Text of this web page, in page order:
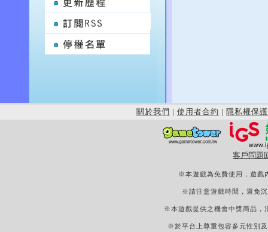
關於我們 | 使用者合約 | 隱私權保護
客戶問題
※本遊戲為免費使用，遊戲
※請注意遊戲時間，避免
※本遊戲提供之機會中獎商品，
※於平台上尊重包容多元性別